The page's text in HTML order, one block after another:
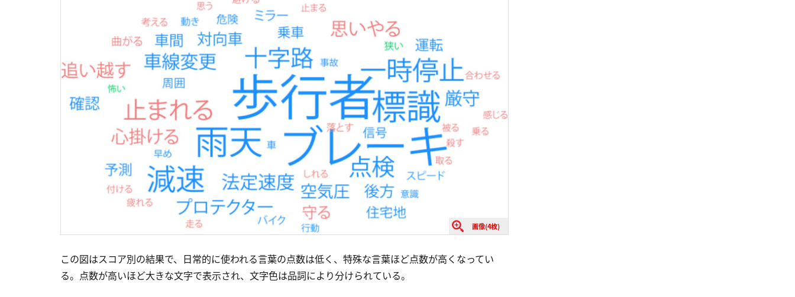
画像(4枚)
この図はスコア別の結果で、日常的に使われる言葉の点数は低く、特殊な言葉ほど点数が高くなってい
る。点数が高いほど大きな文字で表示され、文字色は品詞により分けられている。